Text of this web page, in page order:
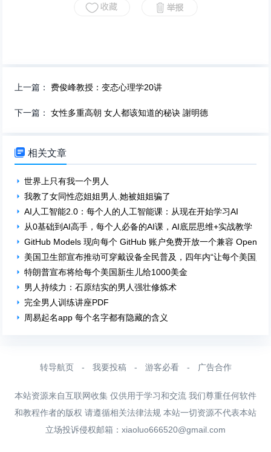
上一篇： 费俊峰教授：变态心理学20讲
下一篇：女性多重高朝 女人都该知道的秘诀 謝明德
 相关文章
世界上只有我一个男人
我教了女同性恋姐姐男人.她被姐姐骗了
AI人工智能2.0：每个人的人工智能课：从现在开始学习AI
从0基础到AI高手，每个人必备的AI课，AI底层思维+实战教学
GitHub Models 现向每个 GitHub 账户免费开放一个兼容 OpenAI
美国卫生部宣布推动可穿戴设备全民普及，四年内“让每个美国人
特朗普宣布将给每个美国新生儿给1000美金
男人持续力：石原结实的男人强壮修炼术
完全男人训练讲座PDF
周易起名app 每个名字都有隐藏的含义
转导航页 - 我要投稿 - 游客必看 - 广告合作
本站资源来自互联网收集 仅供用于学习和交流 我们尊重任何软件
和教程作者的版权 请遵循相关法律法规 本站一切资源不代表本站
立场投诉侵权邮箱： xiaoluo666520@gmail.com